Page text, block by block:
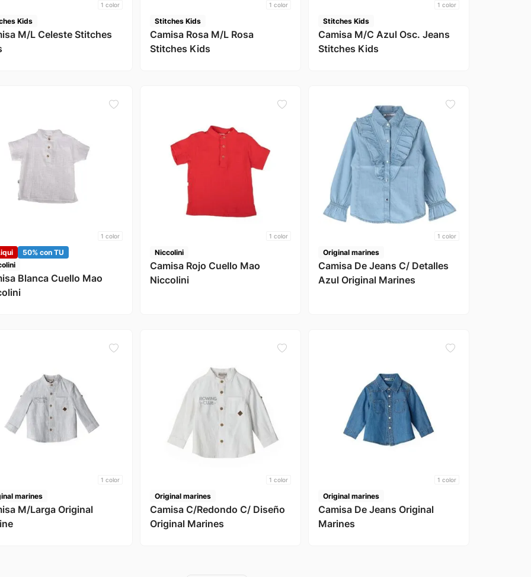
1 color
Kids
M/L Celeste Stitches
1 color
Stitches Kids
Camisa Rosa M/L Rosa
Stitches Kids
1 color
Stitches Kids
Camisa M/C Azul Osc. Jeans
Stitches Kids
1 color
50% con TU
Blanca Cuello Mao
1 color
Niccolini
Camisa Rojo Cuello Mao
Niccolini
1 color
Original marines
Camisa De Jeans C/ Detalles
Azul Original Marines
1 color
marines
M/Larga Original
1 color
Original marines
Camisa C/Redondo C/ Diseño
Original Marines
1 color
Original marines
Camisa De Jeans Original
Marines